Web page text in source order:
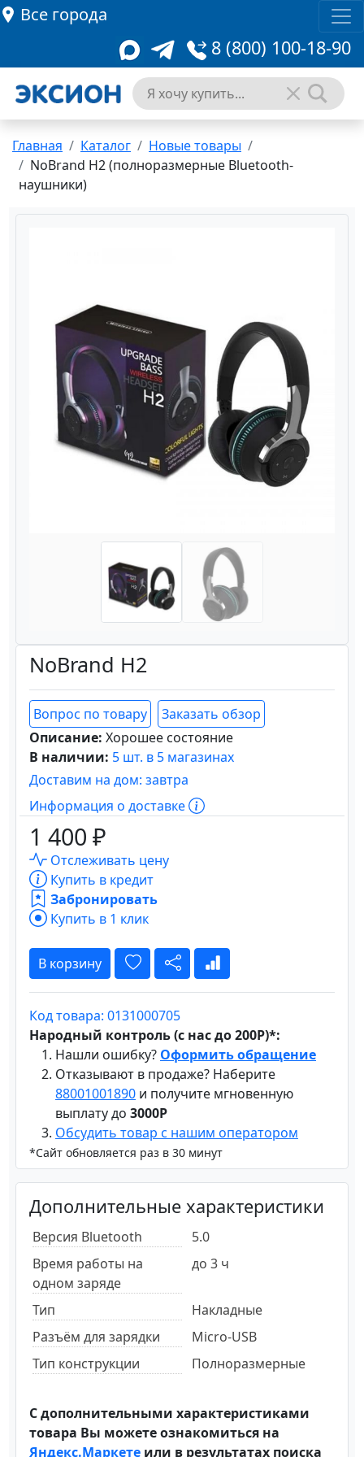
Все города
8 (800) 100-18-90
Главная Каталог
Новые товары
NoBrand H2 (полноразмерные Bluetooth-
наушники)
Назад
NoBrand H2
Вопрос по товару
Заказать обзор
Описание: Хорошее состояние
В наличии: 5 шт. в 5 магазинах
Доставим на дом: завтра
Информация о доставке
1 400 ₽
Отслеживать цену
Купить в кредит
Забронировать
Купить в 1 клик
В корзину
Код товара: 0131000705
Народный контроль (с нас до 200Р)*:
Нашли ошибку? Оформить обращение
Отказывают в продаже? Наберите
88001001890 и получите мгновенную
выплату до 3000Р
Обсудить товар с нашим оператором
*Сайт обновляется раз в 30 минут
Дополнительные характеристики
Версия Bluetooth
5.0
Время работы на
одном заряде
до 3 ч
Тип
Накладные
Разъём для зарядки
Micro-USB
Тип конструкции
Полноразмерные
С дополнительными характеристиками
товара Вы можете ознакомиться на
Яндекс.Маркете или в результатах поиска